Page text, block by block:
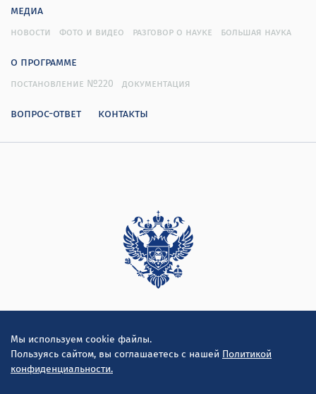
Мы используем cookie файлы.
Пользуясь сайтом, вы соглашаетесь с нашей Политикой
конфиденциальности.
медиа
новости фото и видео разговор о науке большая наука
о программе
постановление №220 документация
вопрос-ответ контакты